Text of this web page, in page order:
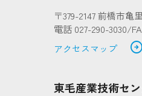
〒379-2147 前橋市亀
電話 027-290-3030/
アクセスマップ
arrow_circle_right
東毛産業技術セン